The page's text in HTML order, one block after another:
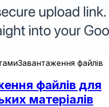
Завантаження файлів
файлів для
матеріалів